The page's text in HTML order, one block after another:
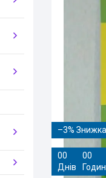
–3%
00
Днів
00
Годин